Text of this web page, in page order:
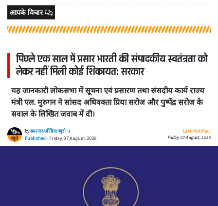
आपके विचार
पिछले एक साल में प्रसार भारती की संपादकीय स्वतंत्रता को
लेकर नहीं मिली कोई शिकायत: सरकार
यह जानकारी लोकसभा में सूचना एवं प्रसारण तथा संसदीय कार्य राज्य
मंत्री एल. मुरुगन ने सांसद अधिवक्ता प्रिया सरोज और पुष्पेंद्र सरोज के
सवाल के लिखित जवाब में दी।
byसमाचार4मीडिया ब्यूरो ।।
Published- Friday, 07 August, 2026
Last Modified:
Friday, 07 August, 2026